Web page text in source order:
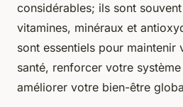
considérables; ils sont
vitamines, minéraux et
sont essentiels pour maintenir
santé, renforcer votre
améliorer votre bien-être